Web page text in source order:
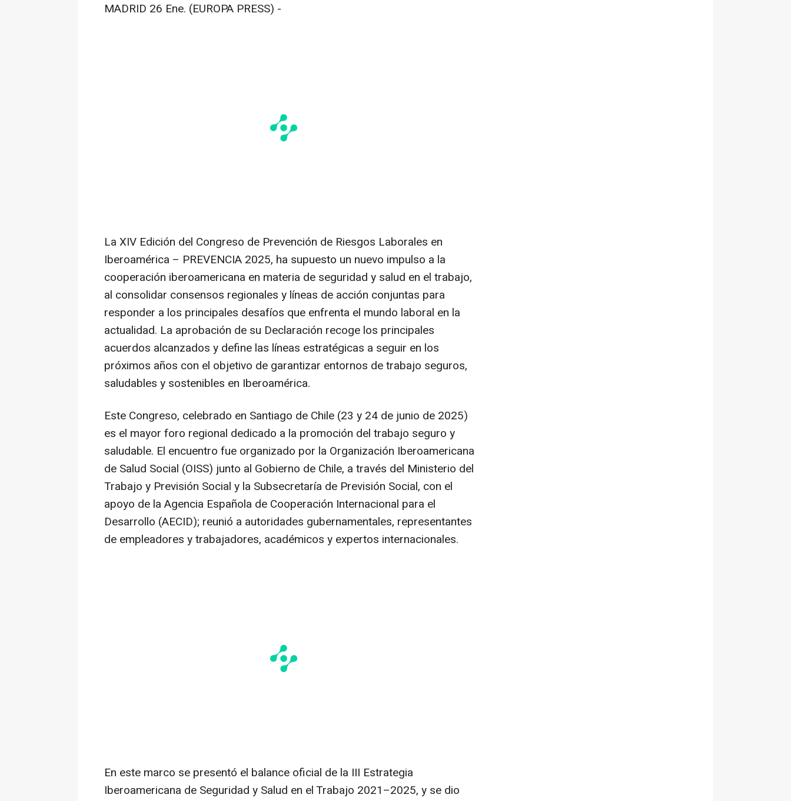
MADRID 26 Ene. (EUROPA PRESS) -
La XIV Edición del Congreso de Prevención de Riesgos Laborales en
Iberoamérica – PREVENCIA 2025, ha supuesto un nuevo impulso a la
cooperación iberoamericana en materia de seguridad y salud en el trabajo,
al consolidar consensos regionales y líneas de acción conjuntas para
responder a los principales desafíos que enfrenta el mundo laboral en la
actualidad. La aprobación de su Declaración recoge los principales
acuerdos alcanzados y define las líneas estratégicas a seguir en los
próximos años con el objetivo de garantizar entornos de trabajo seguros,
saludables y sostenibles en Iberoamérica.
Este Congreso, celebrado en Santiago de Chile (23 y 24 de junio de 2025)
es el mayor foro regional dedicado a la promoción del trabajo seguro y
saludable. El encuentro fue organizado por la Organización Iberoamericana
de Salud Social (OISS) junto al Gobierno de Chile, a través del Ministerio del
Trabajo y Previsión Social y la Subsecretaría de Previsión Social, con el
apoyo de la Agencia Española de Cooperación Internacional para el
Desarrollo (AECID); reunió a autoridades gubernamentales, representantes
de empleadores y trabajadores, académicos y expertos internacionales.
En este marco se presentó el balance oficial de la III Estrategia
Iberoamericana de Seguridad y Salud en el Trabajo 2021–2025, y se dio